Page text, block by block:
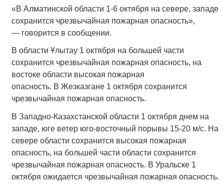
«В Алматинской области 1-6 октября на севере, западе
сохранится чрезвычайная пожарная опасность»,
— говорится в сообщении.
В области Ұлытау 1 октября на большей части
сохранится чрезвычайная пожарная опасность, на
востоке области высокая пожарная
опасность. В Жезказгане 1 октября сохранится
чрезвычайная пожарная опасность.
В Западно-Казахстанской области 1 октября днем на
западе, юге ветер юго-восточный порывы 15-20 м/с. На
севере области сохранится высокая пожарная
опасность, на большей части области сохранится
чрезвычайная пожарная опасность. В Уральске 1
октября ожидается чрезвычайная пожарная опасность.